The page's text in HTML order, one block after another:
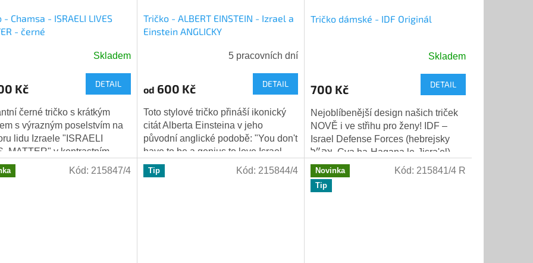
- Chamsa - ISRAELI LIVES
- černé
Skladem
Kč DETAIL
černé tričko s krátkým
s výrazným poselstvím na
lidu Izraele "ISRAELI
MATTER" v kontrastním
kruhovém designu.
Tričko - ALBERT EINSTEIN - Izrael a
Einstein ANGLICKY
5 pracovních dní
od 600 Kč DETAIL
Toto stylové tričko přináší ikonický
citát Alberta Einsteina v jeho
původní anglické podobě: "You don't
have to be a genius to love Israel,
but you'd be a fool not to love it."...
Tričko dámské - IDF Originál
Skladem
700 Kč DETAIL
Nejoblíbenější design našich triček
NOVĚ i ve střihu pro ženy! IDF –
Israel Defense Forces (hebrejsky
צה״ל, Cva ha-Hagana le-Jisra'el) –
Izraelské obranné síly jsou jednou...
Kód: 215847/4 Tip Kód: 215844/4
Novinka
Tip
Kód: 215841/4 R